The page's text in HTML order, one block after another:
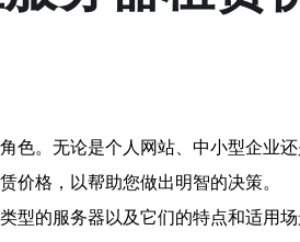
色。无论是个人网站、中小型企业
价格，以帮助您做出明智的决策。
型的服务器以及它们的特点和适用